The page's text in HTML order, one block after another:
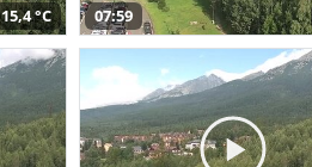
15,4 °C 07:59